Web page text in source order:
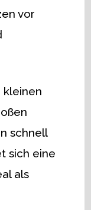
vor
kleinen
schnell
sich eine
als